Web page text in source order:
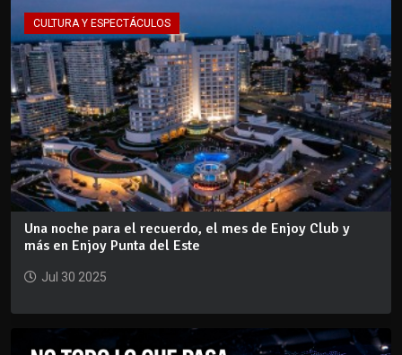
CULTURA Y ESPECTÁCULOS
Una noche para el recuerdo, el mes de Enjoy Club y
más en Enjoy Punta del Este
Jul 30 2025